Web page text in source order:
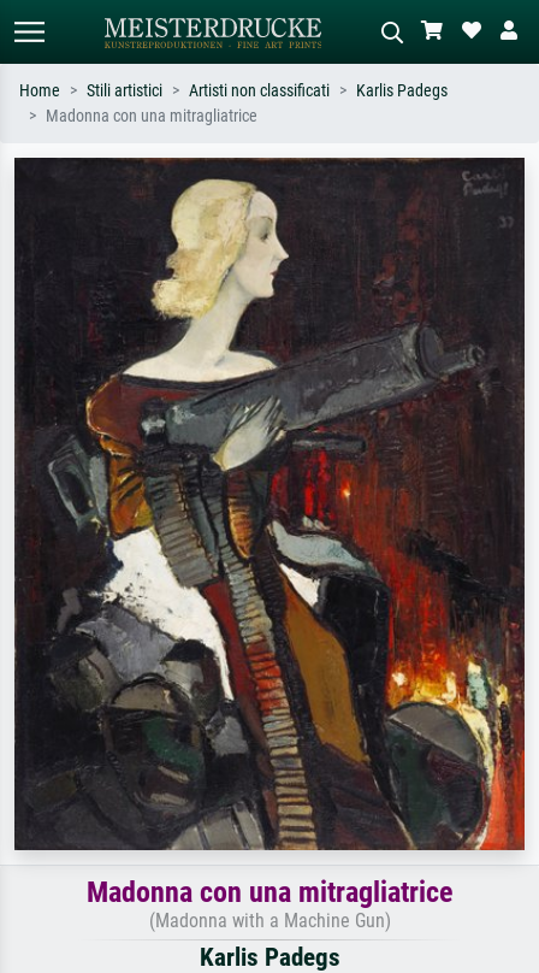
Cerca per artista, titolo o stile – es.
Monet, Notte stellata,
Impressionismo, onda di Hokusai,
Descrivi la scena – es. prato verde,
astratto con molto rosso, dipinto a
olio scuro, nudo in piedi vicino a un
albero.
Home Stili artistici Artisti non classificati
Karlis Padegs
Madonna con una mitragliatrice
Madonna con una mitragliatrice
(Madonna with a Machine Gun)
Karlis Padegs